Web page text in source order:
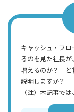
キャッシュ・フ
るのを見た社長
増えるのか？」と
説明しますか？
（注）本記事で